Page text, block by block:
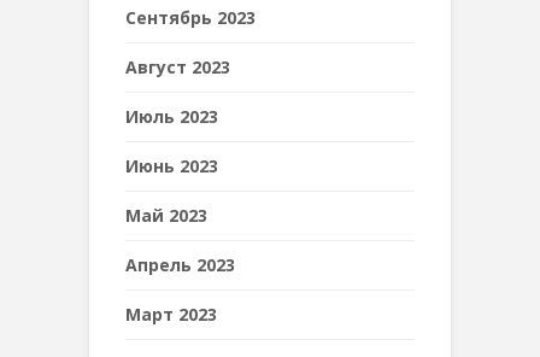
Сентябрь 2023
Август 2023
Июль 2023
Июнь 2023
Май 2023
Апрель 2023
Март 2023